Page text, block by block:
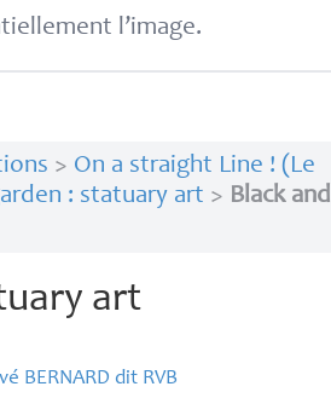
l’image.
> On a straight Line ! (Le
: statuary art > Black and
art
BERNARD dit RVB